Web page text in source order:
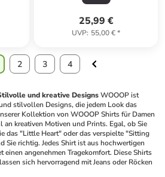
25,99 €
UVP: 55,00 €*
2 3 4
und kreative Designs WOOOP ist
stilvollen Designs, die jedem Look das
Kollektion von WOOOP Shirts für Damen
an kreativen Motiven und Prints. Egal, ob Sie
das "Little Heart" oder das verspielte "Sitting
Sie richtig. Jedes Shirt ist aus hochwertigen
einen angenehmen Tragekomfort. Diese Shirts
sich hervorragend mit Jeans oder Röcken